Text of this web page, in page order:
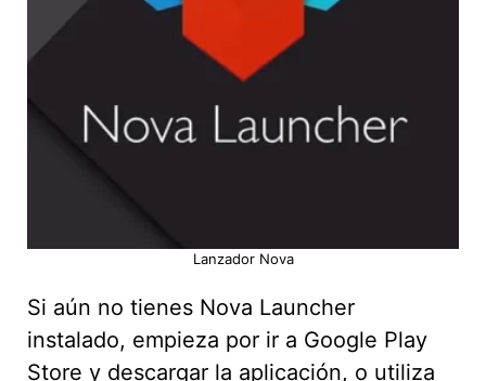
Lanzador Nova
Si aún no tienes Nova Launcher
instalado, empieza por ir a Google Play
Store y descargar la aplicación, o utiliza